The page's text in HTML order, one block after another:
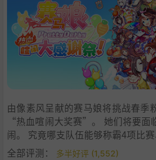
支持作者
4.包含DLC
5.学习
由像素风呈献的赛马娘将挑战春季
“热血喧闹大奖赛”。 她们将要面
闹。 究竟哪支队伍能够称霸4项比赛
全部评测：
多半好评 (1,552)